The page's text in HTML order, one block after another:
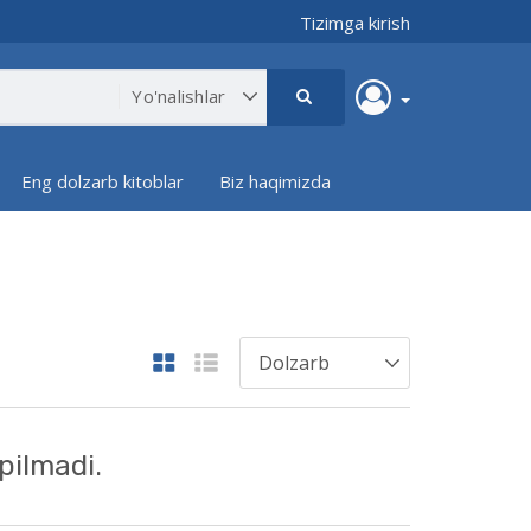
Tizimga kirish
Eng dolzarb kitoblar Biz haqimizda